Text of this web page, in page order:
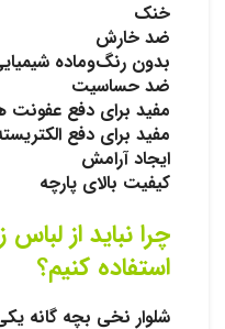
خنک
ضد خارش
بدون ‌رنگ‌و‌ماده
ضد حساسیت
مفید برای دفع عفونت
مفید برای دفع
ایجاد آرامش
کیفیت بالای پارچه
چرا نباید از لباس
استفاده کنیم؟
شلوار نخی بچه گانه